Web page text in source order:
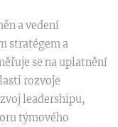
a vedení
stratégem a
se na uplatnění
rozvoje
leadershipu,
týmového